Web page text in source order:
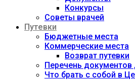
Конкурсы
Советы врачей
Путевки
Бюджетные места
Коммерческие места
Возврат путевки
Перечень документов
Что брать с собой в